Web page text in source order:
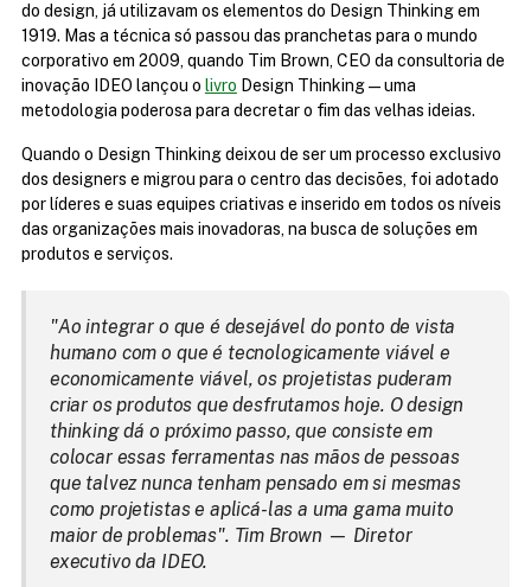
do design, já utilizavam os elementos do Design Thinking em
1919. Mas a técnica só passou das pranchetas para o mundo
corporativo em 2009, quando Tim Brown, CEO da consultoria de
inovação IDEO lançou o livro Design Thinking — uma
metodologia poderosa para decretar o fim das velhas ideias.
Quando o Design Thinking deixou de ser um processo exclusivo
dos designers e migrou para o centro das decisões, foi adotado
por líderes e suas equipes criativas e inserido em todos os níveis
das organizações mais inovadoras, na busca de soluções em
produtos e serviços.
"Ao integrar o que é desejável do ponto de vista
humano com o que é tecnologicamente viável e
economicamente viável, os projetistas puderam
criar os produtos que desfrutamos hoje. O design
thinking dá o próximo passo, que consiste em
colocar essas ferramentas nas mãos de pessoas
que talvez nunca tenham pensado em si mesmas
como projetistas e aplicá-las a uma gama muito
maior de problemas". Tim Brown — Diretor
executivo da IDEO.